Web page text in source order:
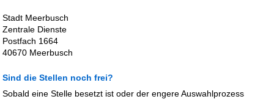
Stadt Meerbusch
Zentrale Dienste
Postfach 1664
40670 Meerbusch
Sind die Stellen noch frei?
Sobald eine Stelle besetzt ist oder der engere Auswahlprozess